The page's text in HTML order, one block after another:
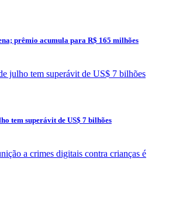
prêmio acumula para R$ 165 milhões
tem superávit de US$ 7 bilhões